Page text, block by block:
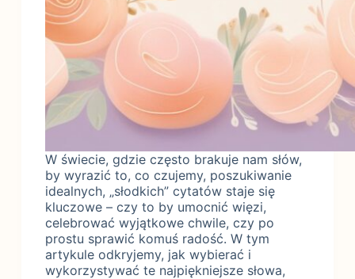
W świecie, gdzie często brakuje nam słów,
by wyrazić to, co czujemy, poszukiwanie
idealnych, „słodkich” cytatów staje się
kluczowe – czy to by umocnić więzi,
celebrować wyjątkowe chwile, czy po
prostu sprawić komuś radość. W tym
artykule odkryjemy, jak wybierać i
wykorzystywać te najpiękniejsze słowa,